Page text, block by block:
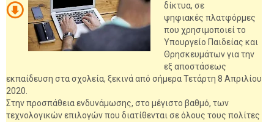
δίκτυα, σε
ψηφιακές πλατφόρμες
που χρησιμοποιεί το
Υπουργείο Παιδείας και
Θρησκευμάτων για την
εξ αποστάσεως
εκπαίδευση στα σχολεία, ξεκινά από σήμερα Τετάρτη 8 Απριλίου
2020.
Στην προσπάθεια ενδυνάμωσης, στο μέγιστο βαθμό, των
τεχνολογικών επιλογών που διατίθενται σε όλους τους πολίτες